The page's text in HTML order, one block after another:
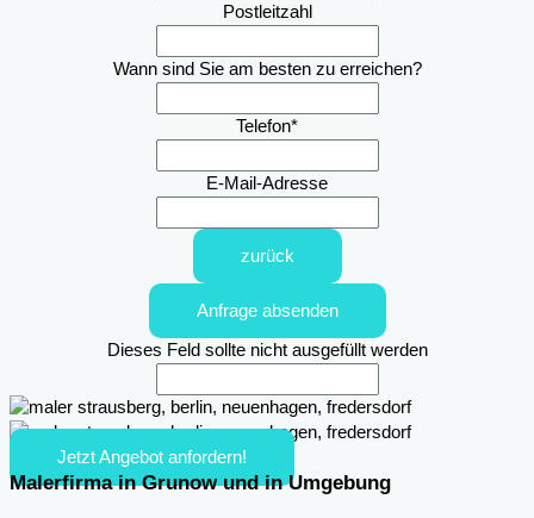
Postleitzahl
Wann sind Sie am besten zu erreichen?
Telefon*
E-Mail-Adresse
zurück
Anfrage absenden
Dieses Feld sollte nicht ausgefüllt werden
Jetzt Angebot anfordern!
Malerfirma in Grunow und in Umgebung